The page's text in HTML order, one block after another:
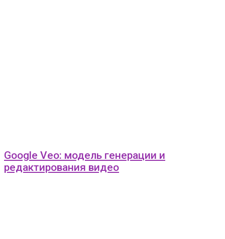
Google Veo: модель генерации и
редактирования видео